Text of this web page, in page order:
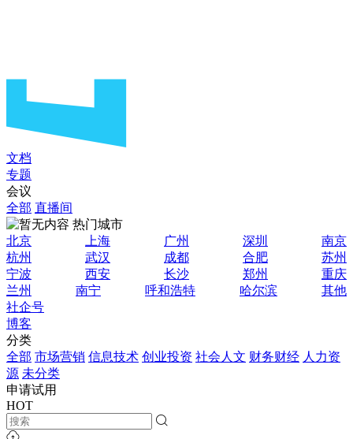
文档
专题
会议
全部 直播间
热门城市
北京
上海 广州 深圳
南京
杭州
武汉 成都 合肥
苏州
宁波
西安 长沙 郑州
重庆
兰州
南宁 呼和浩特 哈尔滨
其他
社企号
博客
分类
全部 市场营销 信息技术 创业投资 社会人文 财务财经 人力资
源 未分类
申请试用
HOT